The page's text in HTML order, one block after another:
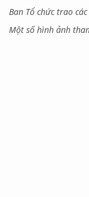
Ban Tổ chức trao
Một số hình ảnh